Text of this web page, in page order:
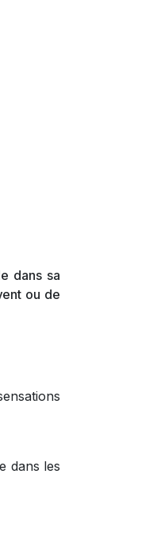
dans sa
ou de
dans les